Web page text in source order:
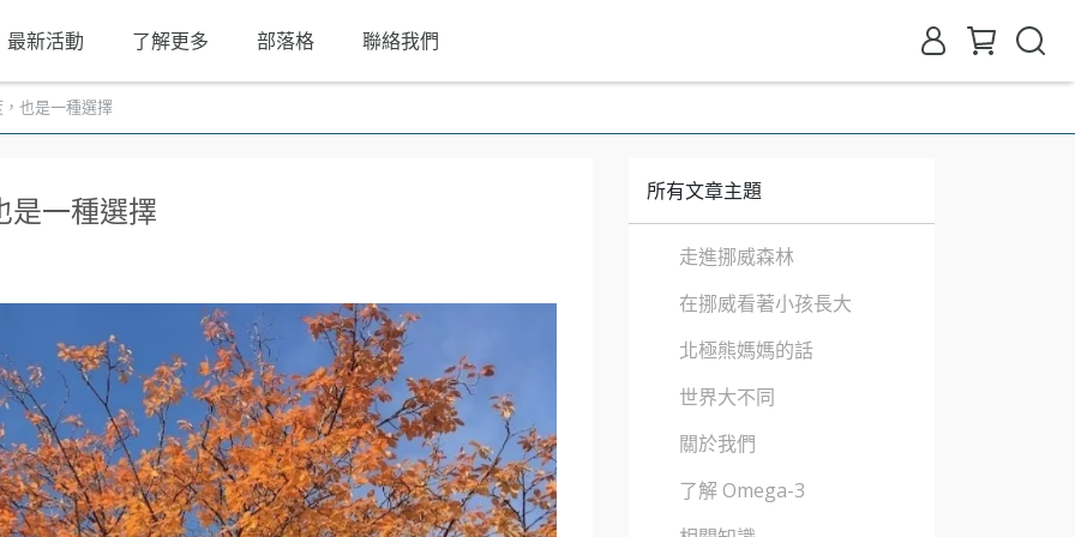
最新活動 了解更多 部落格 聯絡我們
也是一種選擇
是一種選擇 所有文章主題
走進挪威森林
在挪威看著小孩長大
北極熊媽媽的話
世界大不同
關於我們
了解 Omega-3